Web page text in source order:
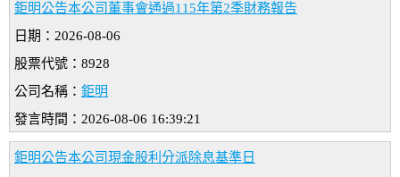
鉅明公告本公司董事會通過115年第2季財務報告
日期：2026-08-06
股票代號：8928
公司名稱： 鉅明
發言時間：2026-08-06 16:39:21
鉅明公告本公司現金股利分派除息基準日